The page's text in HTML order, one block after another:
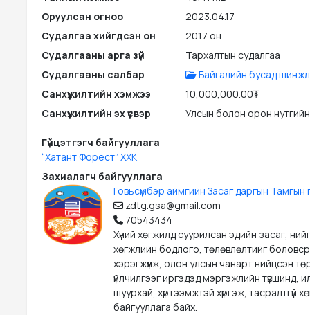
Оруулсан огноо
2023.04.17
Судалгаа хийгдсэн он
2017 он
Судалгааны арга зүй
Тархалтын судалгаа
Судалгааны салбар
Байгалийн бусад
Санхүүжилтийн хэмжээ
10,000,000.00₮
Санхүүжилтийн эх үүсвэр
Улсын болон орон
Гүйцэтгэгч байгууллага
“Хатант Форест” ХХК
Захиалагч байгууллага
Говьсүмбэр аймгийн Засаг даргын Тамгын
zdtg.gsa@gmail.com
70543434
Хүний хөгжилд суурилсан эдийн засаг,
хөгжлийн бодлого, төлөвлөлтийг
хэрэгжүүлж, олон улсын чанарт нийцсэн
үйлчилгээг иргэдэд мэргэжлийн түвшинд,
шуурхай, хүртээмжтэй хүргэж, тасралтгүй
байгууллага байх.